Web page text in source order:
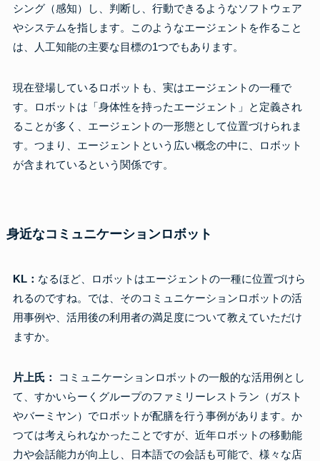
シング（感知）し、判断し、行動できるようなソフトウェア
やシステムを指します。このようなエージェントを作ること
は、人工知能の主要な目標の1つでもあります。
現在登場しているロボットも、実はエージェントの一種で
す。ロボットは「身体性を持ったエージェント」と定義され
ることが多く、エージェントの一形態として位置づけられま
す。つまり、エージェントという広い概念の中に、ロボット
が含まれているという関係です。
身近なコミュニケーションロボット
KL： なるほど、ロボットはエージェントの一種に位置づけら
れるのですね。では、そのコミュニケーションロボットの活
用事例や、活用後の利用者の満足度について教えていただけ
ますか。
片上氏：
コミュニケーションロボットの一般的な活用例とし
て、すかいらーくグループのファミリーレストラン（ガスト
やバーミヤン）でロボットが配膳を行う事例があります。か
つては考えられなかったことですが、近年ロボットの移動能
力や会話能力が向上し、日本語での会話も可能で、様々な店